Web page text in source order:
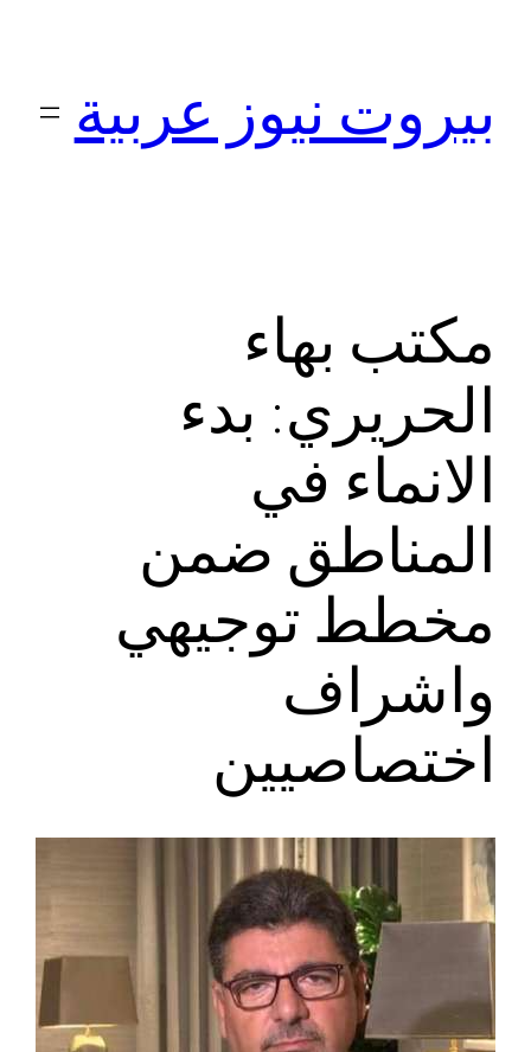
بيروت نيوز عربية
مكتب بهاء
الحريري: بدء
الانماء في
المناطق ضمن
مخطط توجيهي
واشراف
اختصاصيين